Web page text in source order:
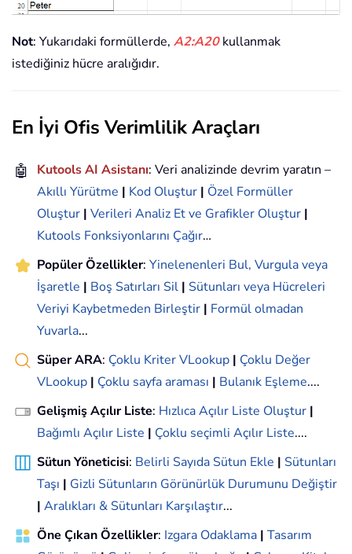
Not: Yukarıdaki formüllerde, A2:A20kullanmak
istediğiniz hücre aralığıdır.
En İyi Ofis Verimlilik Araçları
🤖 Kutools AI Asistanı: Veri analizinde devrim yaratın –
Akıllı Yürütme | Kod Oluştur | Özel Formüller
Oluştur | Verileri Analiz Et ve Grafikler Oluştur |
Kutools Fonksiyonlarını Çağır…
Popüler Özellikler: Yinelenenleri Bul, Vurgula veya
İşaretle | Boş Satırları Sil | Sütunları veya Hücreleri
Veriyi Kaybetmeden Birleştir | Formül olmadan
Yuvarla...
Süper ARA: Çoklu Kriter VLookup | Çoklu Değer
VLookup | Çoklu sayfa araması | Bulanık Eşleme....
Gelişmiş Açılır Liste: Hızlıca Açılır Liste Oluştur |
Bağımlı Açılır Liste | Çoklu seçimli Açılır Liste....
Sütun Yöneticisi: Belirli Sayıda Sütun Ekle | Sütunları
Taşı | Gizli Sütunların Görünürlük Durumunu Değiştir
| Aralıkları & Sütunları Karşılaştır...
Öne Çıkan Özellikler: Izgara Odaklama | Tasarım